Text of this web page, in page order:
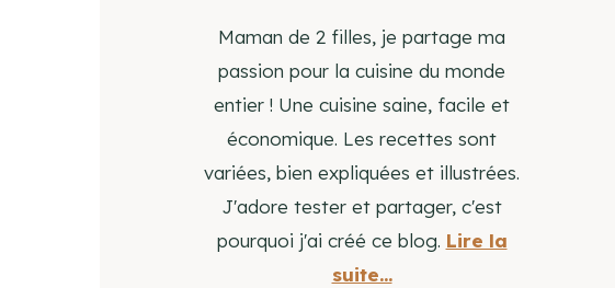
Maman de 2 filles, je partage ma
passion pour la cuisine du monde
entier ! Une cuisine saine, facile et
économique. Les recettes sont
variées, bien expliquées et illustrées.
J'adore tester et partager, c'est
pourquoi j'ai créé ce blog. Lire la
suite...